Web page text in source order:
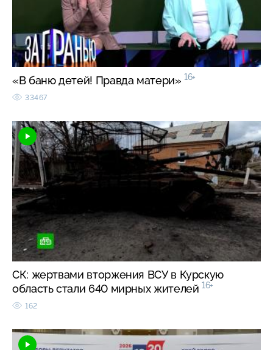
«В баню детей! Правда матери» 16+
33467
СК: жертвами вторжения ВСУ в Курскую
область стали 640 мирных жителей 16+
162